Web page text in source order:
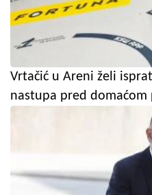
Vrtačić u Areni želi
nastupa pred domaćom